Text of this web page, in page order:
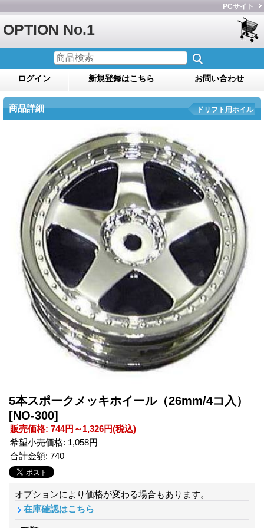
PCサイト
OPTION No.1
ログイン 新規登録はこちら お問い合わせ
商品詳細 ドリフト用ホイル
5本スポークメッキホイール（26mm/4コ入）
[NO-300]
販売価格: 744円～1,326円(税込)
希望小売価格: 1,058円
合計金額: 740
オプションにより価格が変わる場合もあります。
在庫確認はこちら